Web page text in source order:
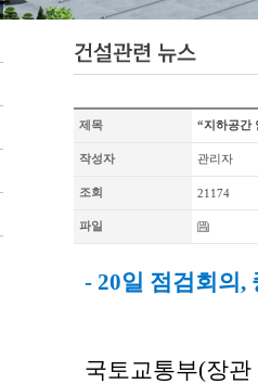
제목 “지하공간
작성자 관리자
조회 21174
파일
- 20일 점검회의,
국토교통부(장